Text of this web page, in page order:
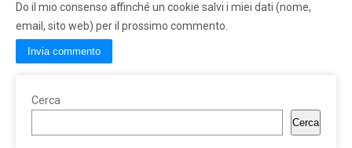
Do il mio consenso affinché un cookie salvi i miei dati (nome,
email, sito web) per il prossimo commento.
Cerca
Cerca